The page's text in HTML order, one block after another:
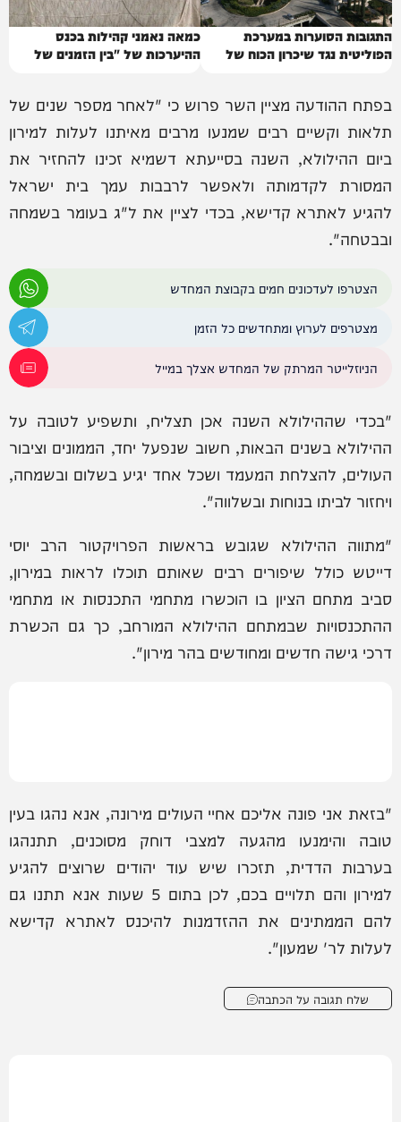
התגובות הסוערות במערכת
הפוליטית נגד שיכרון הכוח של
כמאה נאמני קהילות בכנס
ההיערכות של "בין הזמנים של
בפתח ההודעה מציין השר פרוש כי "לאחר מספר שנים של
תלאות וקשיים רבים שמנעו מרבים מאיתנו לעלות למירון
ביום ההילולא, השנה בסייעתא דשמיא זכינו להחזיר את
המסורת לקדמותה ולאפשר לרבבות עמך בית ישראל
להגיע לאתרא קדישא, בכדי לציין את ל"ג בעומר בשמחה
ובבטחה".
הצטרפו לעדכונים חמים בקבוצת המחדש
מצטרפים לערוץ ומתחדשים כל הזמן
הניוזלייטר המרתק של המחדש אצלך במייל
"בכדי שההילולא השנה אכן תצליח, ותשפיע לטובה על
ההילולא בשנים הבאות, חשוב שנפעל יחד, הממונים וציבור
העולים, להצלחת המעמד ושכל אחד יגיע בשלום ובשמחה,
ויחזור לביתו בנוחות ובשלווה".
"מתווה ההילולא שגובש בראשות הפרויקטור הרב יוסי
דייטש כולל שיפורים רבים שאותם תוכלו לראות במירון,
סביב מתחם הציון בו הוכשרו מתחמי התכנסות או מתחמי
ההתכנסויות שבמתחם ההילולא המורחב, כך גם הכשרת
דרכי גישה חדשים ומחודשים בהר מירון".
"בזאת אני פונה אליכם אחיי העולים מירונה, אנא נהגו בעין
טובה והימנעו מהגעה למצבי דוחק מסוכנים, תתנהגו
בערבות הדדית, תזכרו שיש עוד יהודים שרוצים להגיע
למירון והם תלויים בכם, לכן בתום 5 שעות אנא תתנו גם
להם הממתינים את ההזדמנות להיכנס לאתרא קדישא
לעלות לר' שמעון".
שלח תגובה על הכתבה